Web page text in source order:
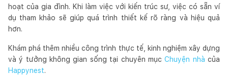
hoạt của gia đình. Khi làm việc với kiến trúc sư, việc có sẵn ví
dụ tham khảo sẽ giúp quá trình thiết kế rõ ràng và hiệu quả
hơn.
Khám phá thêm nhiều công trình thực tế, kinh nghiệm xây dựng
và ý tưởng không gian sống tại chuyên mụcChuyện nhà của
Happynest.